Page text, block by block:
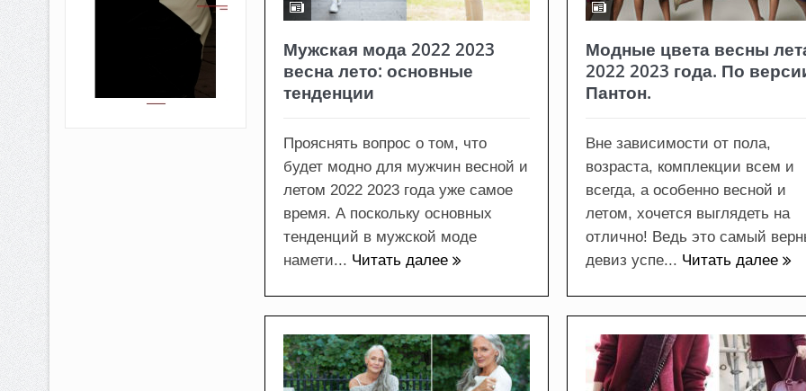
Мужская мода 2022 2023
весна лето: основные
тенденции
Прояснять вопрос о том, что
будет модно для мужчин весной и
летом 2022 2023 года уже самое
время. А поскольку основных
тенденций в мужской моде
намети... Читать далее
Модные цвета весны
2022 2023 года. По
Пантон.
Вне зависимости от пола,
возраста, комплекции всем и
всегда, а особенно весной и
летом, хочется выглядеть на
отлично! Ведь это самый
девиз успе... Читать далее